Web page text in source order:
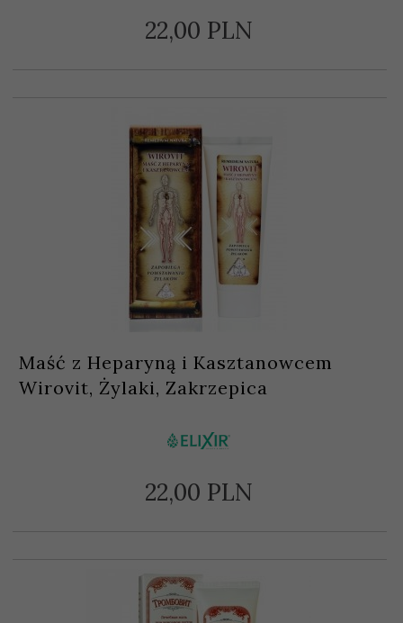
22,00 PLN
Maść z Heparyną i Kasztanowcem
Wirovit, Żylaki, Zakrzepica
22,00 PLN